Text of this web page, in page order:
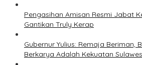
Pengasihan Amisan Resmi Jabat
Gantikan Truly Kerap
Gubernur Yulius: Remaja Beriman,
Berkarya Adalah Kekuatan